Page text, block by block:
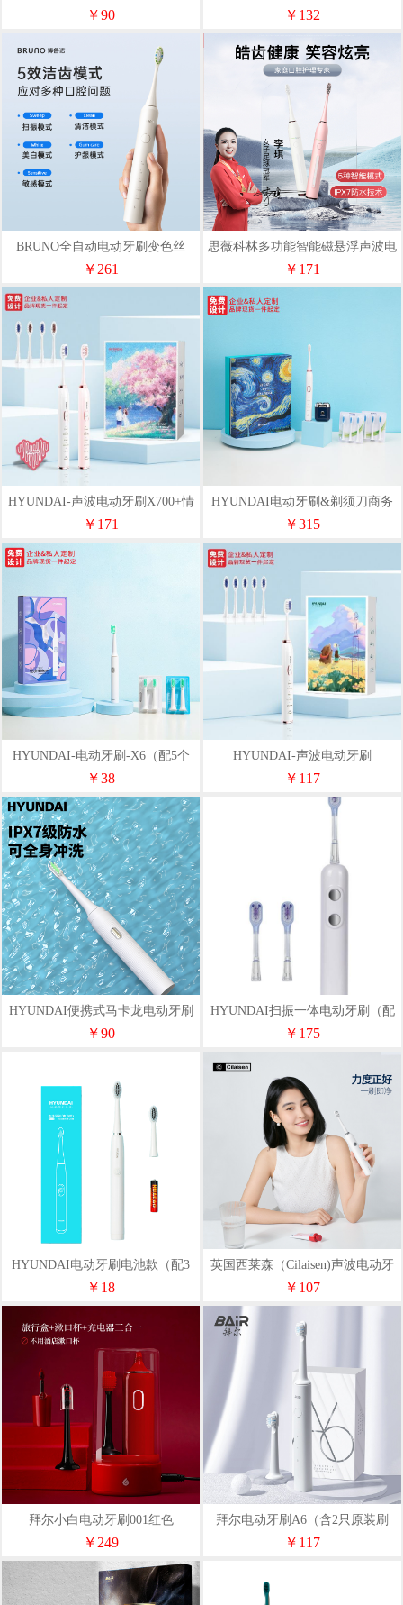
上）SP-DY005
￥90
装员工生日礼
￥132
BRUNO全自动电动牙刷变色丝
BZK-DYS12S01
￥261
思薇科林多功能智能磁悬浮声波电
动洁面牙刷一体机A-520
￥171
HYUNDAI-声波电动牙刷X700+情
侣套装
￥171
HYUNDAI电动牙刷&剃须刀商务
套装YT805
￥315
HYUNDAI-电动牙刷-X6（配5个
刷头）
￥38
HYUNDAI-声波电动牙刷
X700（配6个刷头）
￥117
HYUNDAI便携式马卡龙电动牙刷
X5(配5个刷头)
￥90
HYUNDAI扫振一体电动牙刷（配
3个牙刷头）S15
￥175
HYUNDAI电动牙刷电池款（配3
个刷头）X-3
￥18
英国西莱森（Cilaisen)声波电动牙
刷CP-T9
￥107
拜尔小白电动牙刷001红色
￥249
拜尔电动牙刷A6（含2只原装刷
头）
￥117